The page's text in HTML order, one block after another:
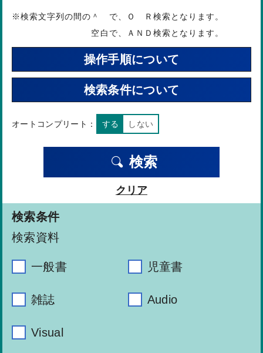
※検索文字列の間の＾ で、Ｏ Ｒ検索となります。
空白で、ＡＮＤ検索となります。
操作手順について
検索条件について
オートコンプリート： する しない
検索
クリア
検索条件
検索資料
一般書 児童書
雑誌 Audio
Visual